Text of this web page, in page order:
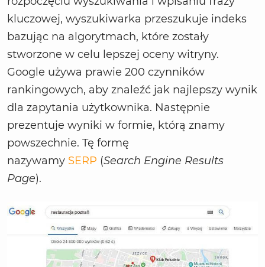
kluczowej, wyszukiwarka przeszukuje indeks
bazując na algorytmach, które zostały
stworzone w celu lepszej oceny witryny.
Google używa prawie 200 czynników
rankingowych, aby znaleźć jak najlepszy wynik
dla zapytania użytkownika. Następnie
prezentuje wyniki w formie, którą znamy
powszechnie. Tę formę
nazywamy SERP (Search Engine Results
Page).